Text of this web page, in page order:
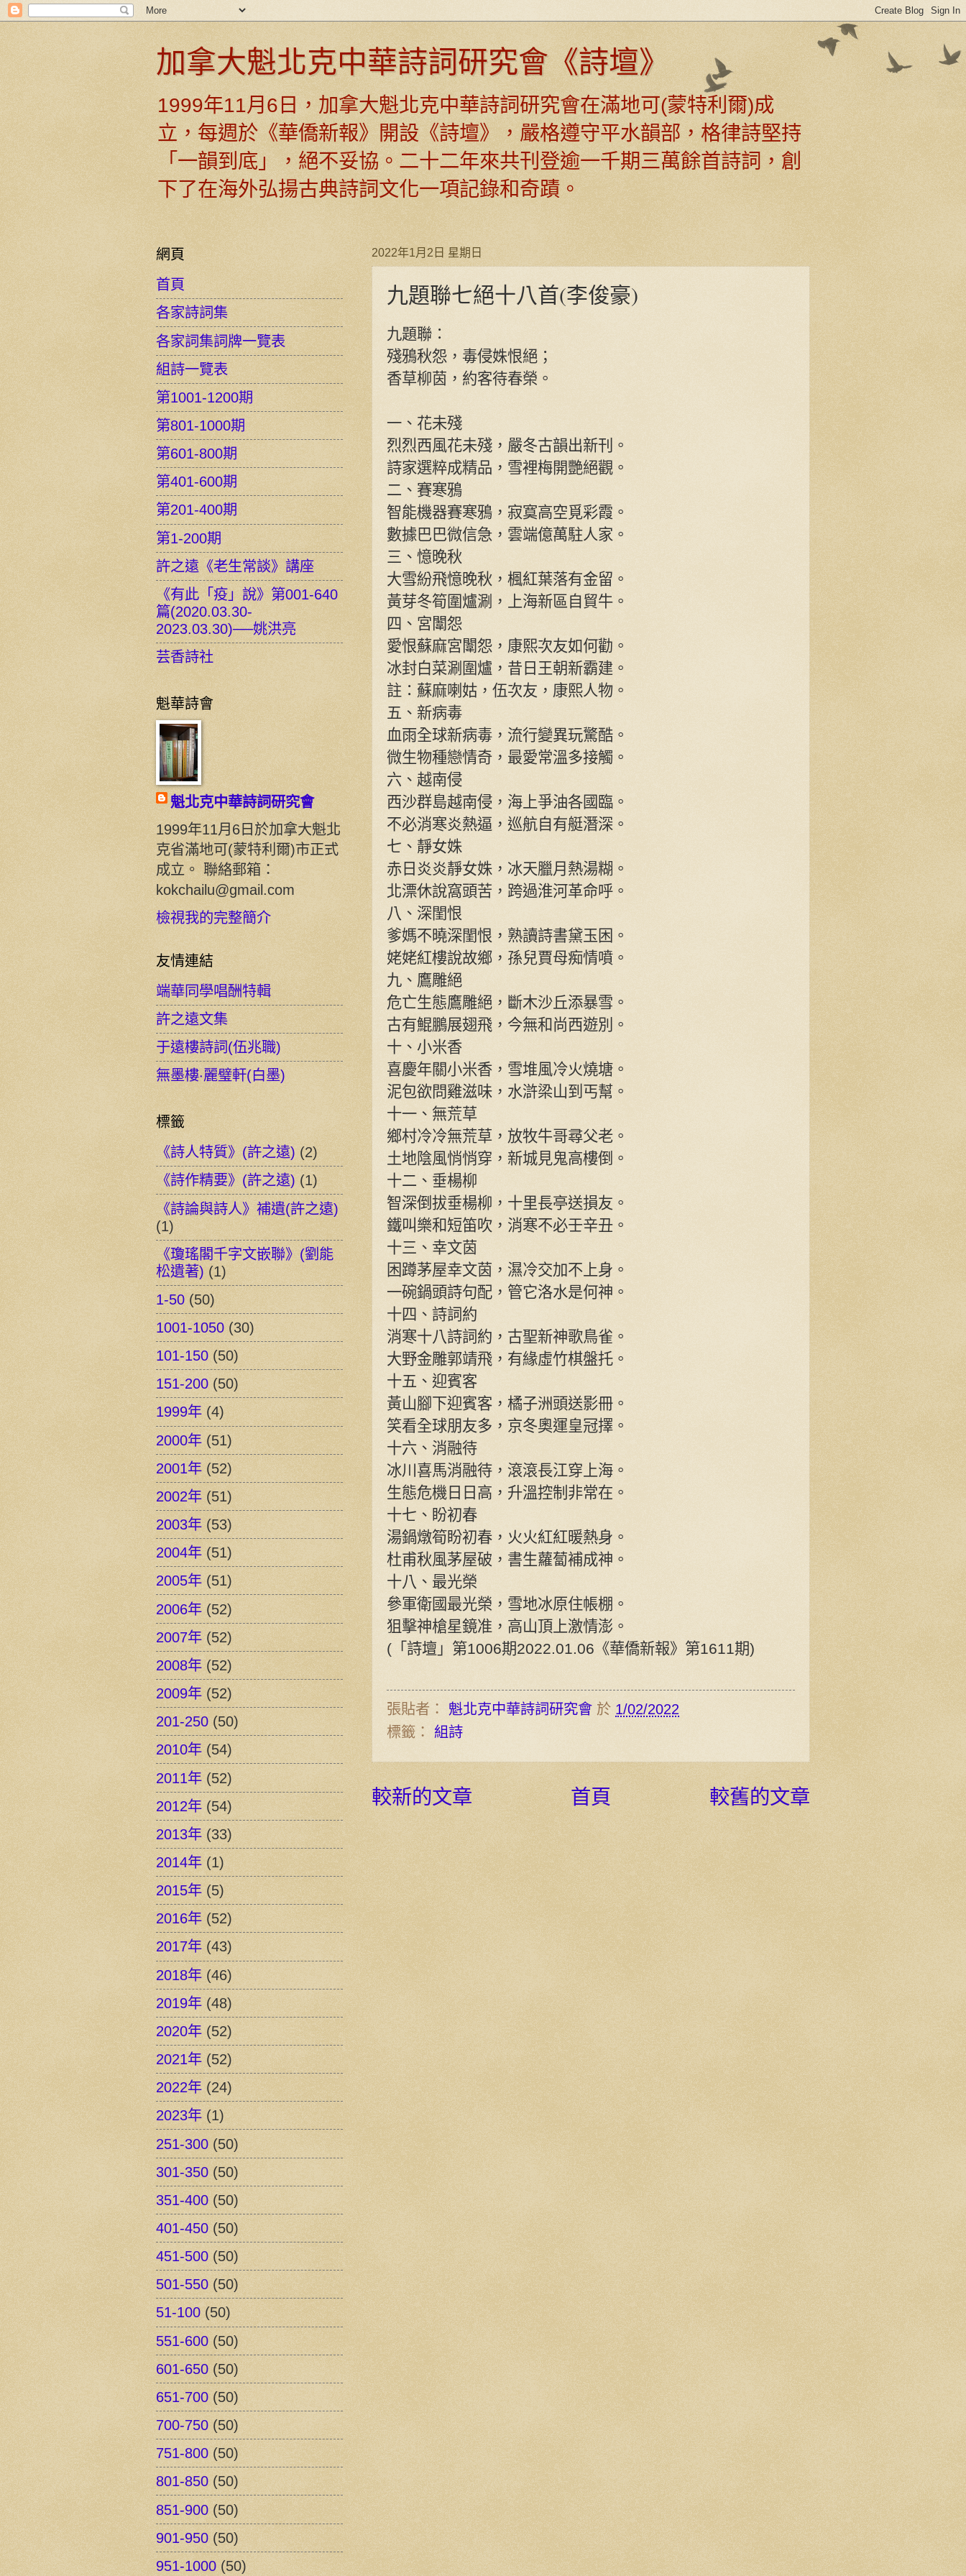
加拿大魁北克中華詩詞研究會《詩壇》
1999年11月6日，加拿大魁北克中華詩詞研究會在滿地可(蒙特利爾)成
立，每週於《華僑新報》開設《詩壇》，嚴格遵守平水韻部，格律詩堅持
「一韻到底」，絕不妥協。二十二年來共刊登逾一千期三萬餘首詩詞，創
下了在海外弘揚古典詩詞文化一項記錄和奇蹟。
2022年1月2日 星期日
九題聯七絕十八首(李俊豪)
九題聯：
殘鴉秋怨，毒侵姝恨絕；
香草柳茵，約客待春榮。
一、花未殘
烈烈西風花未殘，嚴冬古韻出新刊。
詩家選粹成精品，雪裡梅開艷絕觀。
二、賽寒鴉
智能機器賽寒鴉，寂寞高空覓彩霞。
數據巴巴微信急，雲端億萬駐人家。
三、憶晚秋
大雪紛飛憶晚秋，楓紅葉落有金留。
黃芽冬筍圍爐涮，上海新區自貿牛。
四、宮闈怨
愛恨蘇麻宮闈怨，康熙次友如何勸。
冰封白菜涮圍爐，昔日王朝新霸建。
註：蘇麻喇姑，伍次友，康熙人物。
五、新病毒
血雨全球新病毒，流行變異玩驚酷。
微生物種戀情奇，最愛常溫多接觸。
六、越南侵
西沙群島越南侵，海上爭油各國臨。
不必消寒炎熱逼，巡航自有艇潛深。
七、靜女姝
赤日炎炎靜女姝，冰天臘月熱湯糊。
北漂休說窩頭苦，跨過淮河革命呼。
八、深閨恨
爹媽不曉深閨恨，熟讀詩書黛玉困。
姥姥紅樓說故鄉，孫兒賈母痴情噴。
九、鷹雕絕
危亡生態鷹雕絕，斷木沙丘添暴雪。
古有鯤鵬展翅飛，今無和尚西遊別。
十、小米香
喜慶年關小米香，雪堆風冷火燒塘。
泥包欲問雞滋味，水滸梁山到丐幫。
十一、無荒草
鄉村冷冷無荒草，放牧牛哥尋父老。
土地陰風悄悄穿，新城見鬼高樓倒。
十二、垂楊柳
智深倒拔垂楊柳，十里長亭送損友。
鐵叫樂和短笛吹，消寒不必壬辛丑。
十三、幸文茵
困蹲茅屋幸文茵，濕冷交加不上身。
一碗鍋頭詩句配，管它洛水是何神。
十四、詩詞約
消寒十八詩詞約，古聖新神歌鳥雀。
大野金雕郭靖飛，有緣虛竹棋盤托。
十五、迎賓客
黃山腳下迎賓客，橘子洲頭送影冊。
笑看全球朋友多，京冬奧運皇冠擇。
十六、消融待
冰川喜馬消融待，滾滾長江穿上海。
生態危機日日高，升溫控制非常在。
十七、盼初春
湯鍋燉筍盼初春，火火紅紅暖熱身。
杜甫秋風茅屋破，書生蘿蔔補成神。
十八、最光榮
參軍衛國最光榮，雪地冰原住帳棚。
狙擊神槍星鏡准，高山頂上激情澎。
(「詩壇」第1006期2022.01.06《華僑新報》第1611期)
張貼者： 魁北克中華詩詞研究會 於 1/02/2022
標籤： 組詩
較新的文章 較舊的文章
首頁
網頁
首頁
各家詩詞集
各家詞集詞牌一覽表
組詩一覽表
第1001-1200期
第801-1000期
第601-800期
第401-600期
第201-400期
第1-200期
許之遠《老生常談》講座
《有此「疫」說》第001-640
篇(2020.03.30-
2023.03.30)──姚洪亮
芸香詩社
魁華詩會
魁北克中華詩詞研究會
1999年11月6日於加拿大魁北
克省滿地可(蒙特利爾)市正式
成立。 聯絡郵箱：
kokchailu@gmail.com
檢視我的完整簡介
友情連結
端華同學唱酬特輯
許之遠文集
于遠樓詩詞(伍兆職)
無墨樓‧麗璧軒(白墨)
標籤
《詩人特質》(許之遠) (2)
《詩作精要》(許之遠) (1)
《詩論與詩人》補遺(許之遠)
(1)
《瓊瑤閣千字文嵌聯》(劉能
松遺著) (1)
1-50 (50)
1001-1050 (30)
101-150 (50)
151-200 (50)
1999年 (4)
2000年 (51)
2001年 (52)
2002年 (51)
2003年 (53)
2004年 (51)
2005年 (51)
2006年 (52)
2007年 (52)
2008年 (52)
2009年 (52)
201-250 (50)
2010年 (54)
2011年 (52)
2012年 (54)
2013年 (33)
2014年 (1)
2015年 (5)
2016年 (52)
2017年 (43)
2018年 (46)
2019年 (48)
2020年 (52)
2021年 (52)
2022年 (24)
2023年 (1)
251-300 (50)
301-350 (50)
351-400 (50)
401-450 (50)
451-500 (50)
501-550 (50)
51-100 (50)
551-600 (50)
601-650 (50)
651-700 (50)
700-750 (50)
751-800 (50)
801-850 (50)
851-900 (50)
901-950 (50)
951-1000 (50)